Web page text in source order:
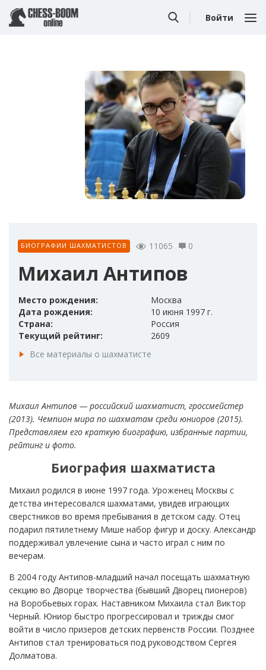
Войти
БИОГРАФИИ ШАХМАТИСТОВ 11065 0
Михаил Антипов
Место рождения:
Москва
Дата рождения:
10 июня 1997 г.
Страна:
Россия
Текущий рейтинг:
2609
Все материалы о шахматисте
Михаил Антипов — российский шахматист, гроссмейстер
(2013). Чемпион мира по шахматам среди юниоров (2015).
Представляем его краткую биографию, избранные партии,
рейтинг и фото.
Биография шахматиста
Михаил родился в июне 1997 года. Уроженец Москвы с
детства интересовался шахматами, увидев играющих
сверстников во время пребывания в детском саду. Отец
подарил пятилетнему Мише набор фигур и доску. Александр
поддерживал увлечение сына и часто играл с ним по
вечерам.
В 2004 году Антипов-младший начал посещать шахматную
секцию во Дворце творчества (бывший Дворец пионеров)
на Воробьевых горах. Наставником Михаила стал Виктор
Черный. Юниор быстро прогрессировал и трижды смог
войти в число призеров детских первенств России. Позднее
Антипов стал тренироваться под руководством Сергея
Долматова.